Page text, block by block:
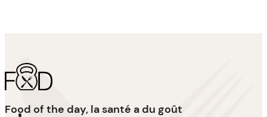
Food of the day, la santé a du goût